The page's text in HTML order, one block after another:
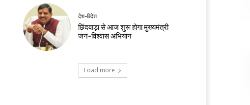
देश-विदेश
छिंदवाड़ा से आज शुरू होगा मुख्यमंत्री
जन-विश्वास अभियान
Load more